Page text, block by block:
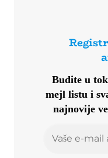
Budite u
mejl listu i
najnovije